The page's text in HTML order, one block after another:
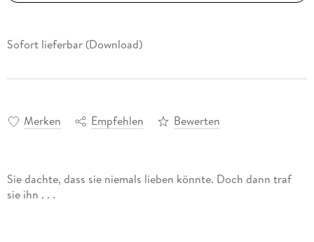
Sofort lieferbar (Download)
Merken Empfehlen Bewerten
Sie dachte, dass sie niemals lieben könnte. Doch dann traf
sie ihn . . .